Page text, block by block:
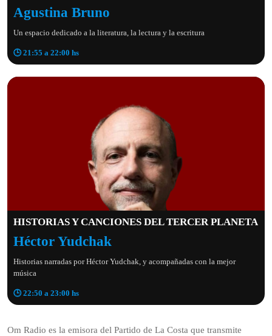
Agustina Bruno
Un espacio dedicado a la literatura, la lectura y la escritura
🕒 21:55 a 22:00 hs
HISTORIAS Y CANCIONES DEL TERCER PLANETA
Héctor Yudchak
Historias narradas por Héctor Yudchak, y acompañadas con la mejor
música
🕒 22:50 a 23:00 hs
Om Radio es la emisora del Partido de La Costa que transmite